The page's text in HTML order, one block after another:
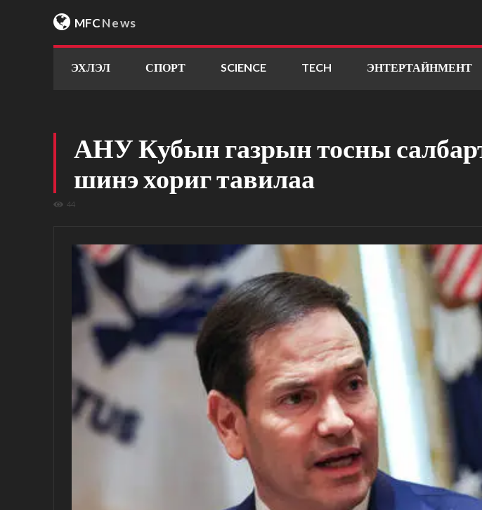
MFCNews
ЭХЛЭЛ СПОРТ SCIENCE TECH ЭНТЕРТАЙНМЕНТ
АНУ Кубын газрын тосны
шинэ хориг тавилаа
44